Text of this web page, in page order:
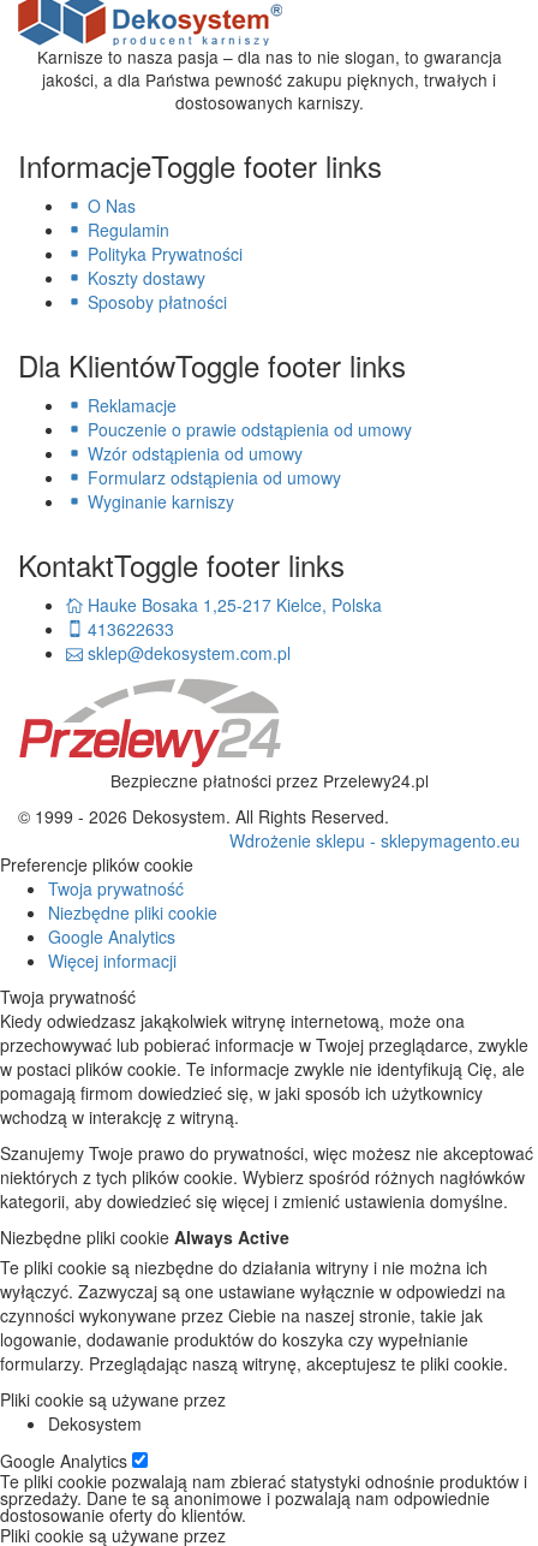
Karnisze to nasza pasja – dla nas to nie slogan, to gwarancja
jakości, a dla Państwa pewność zakupu pięknych, trwałych i
dostosowanych karniszy.
InformacjeToggle footer links
O Nas
Regulamin
Polityka Prywatności
Koszty dostawy
Sposoby płatności
Dla KlientówToggle footer links
Reklamacje
Pouczenie o prawie odstąpienia od umowy
Wzór odstąpienia od umowy
Formularz odstąpienia od umowy
Wyginanie karniszy
KontaktToggle footer links
Hauke Bosaka 1,25-217 Kielce, Polska
413622633
sklep@dekosystem.com.pl
Bezpieczne płatności przez Przelewy24.pl
© 1999 - 2026 Dekosystem. All Rights Reserved.
Wdrożenie sklepu - sklepymagento.eu
Preferencje plików cookie
Twoja prywatność
Niezbędne pliki cookie
Google Analytics
Więcej informacji
Twoja prywatność
Kiedy odwiedzasz jakąkolwiek witrynę internetową, może ona
przechowywać lub pobierać informacje w Twojej przeglądarce, zwykle
w postaci plików cookie. Te informacje zwykle nie identyfikują Cię, ale
pomagają firmom dowiedzieć się, w jaki sposób ich użytkownicy
wchodzą w interakcję z witryną.
Szanujemy Twoje prawo do prywatności, więc możesz nie akceptować
niektórych z tych plików cookie. Wybierz spośród różnych nagłówków
kategorii, aby dowiedzieć się więcej i zmienić ustawienia domyślne.
Niezbędne pliki cookie Always Active
Te pliki cookie są niezbędne do działania witryny i nie można ich
wyłączyć. Zazwyczaj są one ustawiane wyłącznie w odpowiedzi na
czynności wykonywane przez Ciebie na naszej stronie, takie jak
logowanie, dodawanie produktów do koszyka czy wypełnianie
formularzy. Przeglądając naszą witrynę, akceptujesz te pliki cookie.
Pliki cookie są używane przez
Dekosystem
Google Analytics
Te pliki cookie pozwalają nam zbierać statystyki odnośnie produktów i
sprzedaży. Dane te są anonimowe i pozwalają nam odpowiednie
dostosowanie oferty do klientów.
Pliki cookie są używane przez